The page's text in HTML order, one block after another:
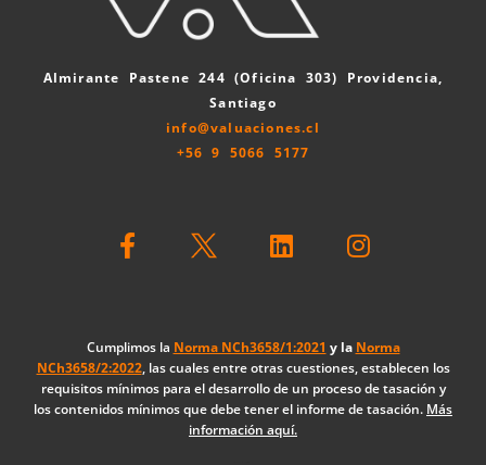
Almirante Pastene 244 (Oficina 303) Providencia,
Santiago
info@valuaciones.cl
+56 9 5066 5177
a
o
o
k
i
d
i
n
n
g
r
a
Cumplimos la Norma NCh3658/1:2021 y la Norma
NCh3658/2:2022, las cuales entre otras cuestiones, establecen los
requisitos mínimos para el desarrollo de un proceso de tasación y
los contenidos mínimos que debe tener el informe de tasación. Más
información aquí.